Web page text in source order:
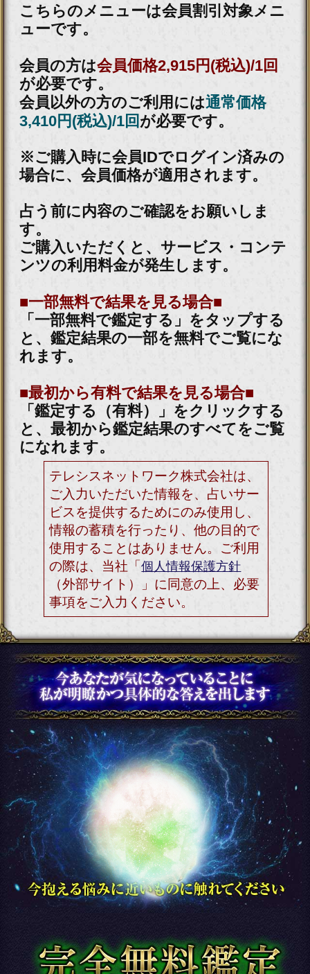
霊力桁外れ※運命を操る
【あなたの人生掌握霊視◆
会員価格2,915円(税込)
収益＆地位UP【著名起業家
も崇める】あなたの仕事大
成霊視◆才/天職
会員価格1,980円(税込)
通常価格2,200円(税込)
緊急霊視◆今、急接近中
【あなたの大転機⇒前兆/日
付】次に訪れる幸
会員価格880円(税込)
▲カテゴリーTOPへ
注意事項
ご利用料金について
念を読む霊掌師】瑠智瑠 サイコ
メトリー」は有料コンテンツで
す。占いをご購入の都度、表示
料金のお支払いが必要となりま
す。同じ占いメニューを同じ内
容で占う場合でも、その都度料
金が発生しますのでご注意くだ
さい。
占い結果について
一度ご購入いただいた占い結果
は、最初に購入された日を含め
10日間閲覧が可能です。ご購入
した際に送信されます注文受付
自動配信メールをご確認いただ
き、そちらに記載されておりま
すURLより閲覧することが可能
です。ご購入した占い結果をデ
ータとして保存しておくことは
できませんので、10日間を超え
て保存されたい場合は別途プリ
ントアウト等されることを推奨
いたします。
動作環境
各商品ページにも動作環境が明
記されておりますのでご確認く
ださい。
この占い番組は、次の環境でご
利用ください。
＜OS＞
Android 5.0以降
iOS 10.0以降
＜ブラウザ＞
OSに標準搭載されているブ
ラウザ。
※JavaScriptの設定をオンにし
てご利用ください。
※Cookieの設定をONにしてご利
決済方法について
当コンテンツお支払いには、
クレジットカード・携帯キャリ